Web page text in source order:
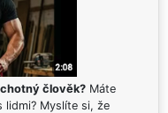
člověk? Máte
lidmi? Myslíte si, že